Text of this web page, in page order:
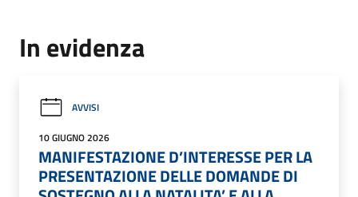
In evidenza
AVVISI
10 GIUGNO 2026
MANIFESTAZIONE D’INTERESSE PER LA
PRESENTAZIONE DELLE DOMANDE DI